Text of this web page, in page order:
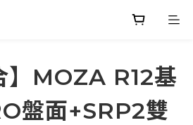
】MOZA R12基
盤面+SRP2雙